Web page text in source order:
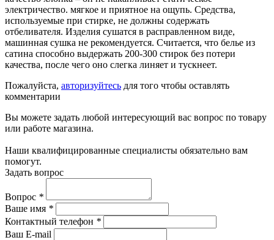
электричество. мягкое и приятное на ощупь. Средства,
используемые при стирке, не должны содержать
отбеливателя. Изделия сушатся в расправленном виде,
машинная сушка не рекомендуется. Считается, что белье из
сатина способно выдержать 200-300 стирок без потери
качества, после чего оно слегка линяет и тускнеет.
Пожалуйста, авторизуйтесь для того чтобы оставлять
комментарии
Вы можете задать любой интересующий вас вопрос по товару
или работе магазина.
Наши квалифицированные специалисты обязательно вам
помогут.
Задать вопрос
Вопрос *
Ваше имя *
Контактный телефон *
Ваш E-mail